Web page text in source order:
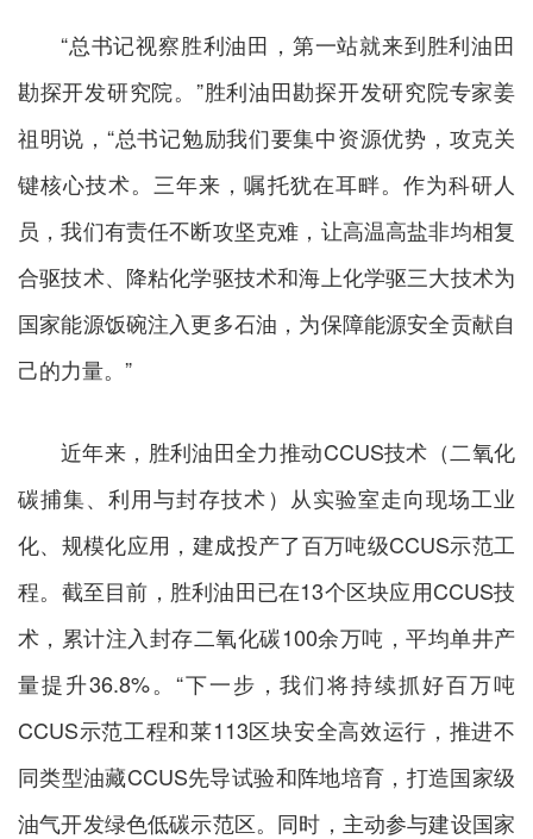
“总书记视察胜利油田，第一站就来到胜利油田
勘探开发研究院。”胜利油田勘探开发研究院专家姜
祖明说，“总书记勉励我们要集中资源优势，攻克关
键核心技术。三年来，嘱托犹在耳畔。作为科研人
员，我们有责任不断攻坚克难，让高温高盐非均相复
合驱技术、降粘化学驱技术和海上化学驱三大技术为
国家能源饭碗注入更多石油，为保障能源安全贡献自
己的力量。”
近年来，胜利油田全力推动CCUS技术（二氧化
碳捕集、利用与封存技术）从实验室走向现场工业
化、规模化应用，建成投产了百万吨级CCUS示范工
程。截至目前，胜利油田已在13个区块应用CCUS技
术，累计注入封存二氧化碳100余万吨，平均单井产
量提升36.8%。“下一步，我们将持续抓好百万吨
CCUS示范工程和莱113区块安全高效运行，推进不
同类型油藏CCUS先导试验和阵地培育，打造国家级
油气开发绿色低碳示范区。同时，主动参与建设国家